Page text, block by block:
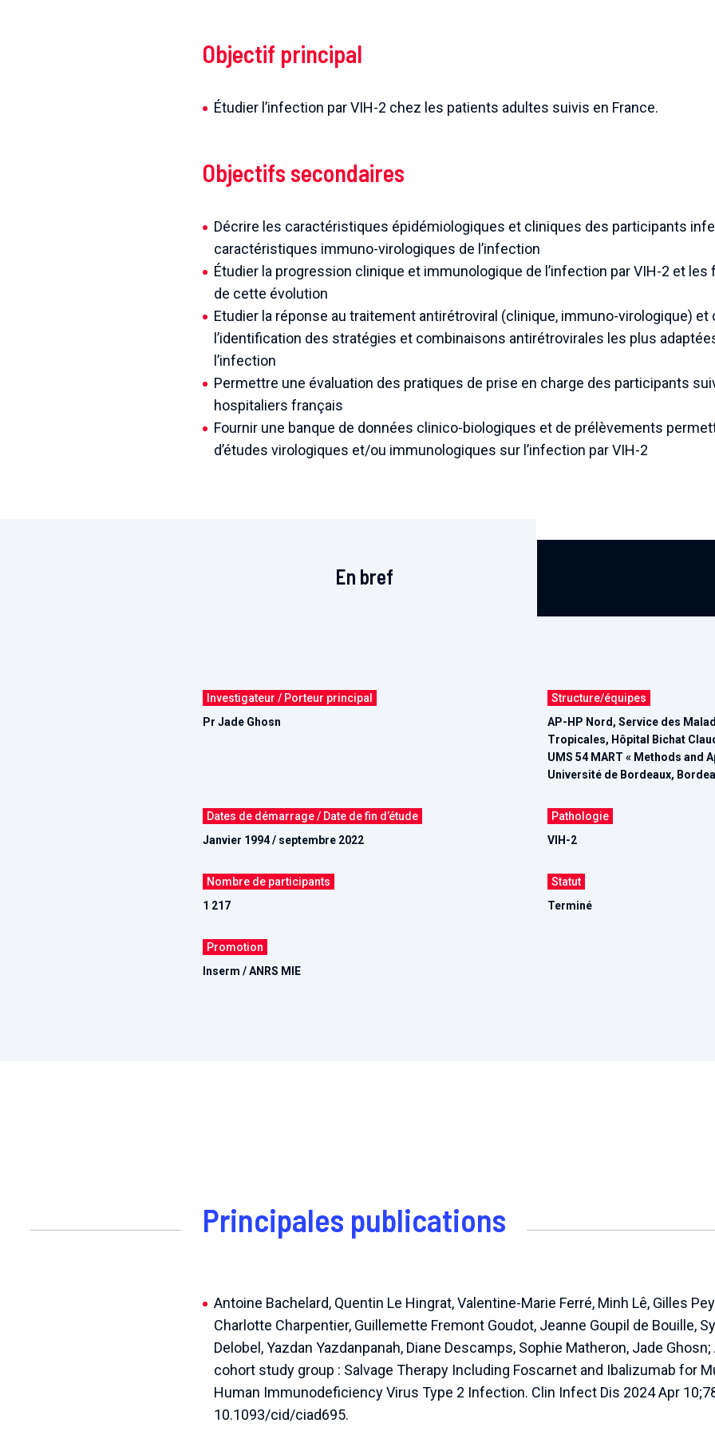
Objectif principal
Étudier l’infection par VIH-2 chez les patients adultes suivis en France.
Objectifs secondaires
Décrire les caractéristiques épidémiologiques et cliniques des participants
caractéristiques immuno-virologiques de l’infection
Étudier la progression clinique et immunologique de l’infection par VIH-2 et
de cette évolution
Etudier la réponse au traitement antirétroviral (clinique, immuno-virologique) et
l’identification des stratégies et combinaisons antirétrovirales les plus
l’infection
Permettre une évaluation des pratiques de prise en charge des participants
hospitaliers français
Fournir une banque de données clinico-biologiques et de prélèvements
d’études virologiques et/ou immunologiques sur l’infection par VIH-2
En bref
Investigateur / Porteur principal
Pr Jade Ghosn
Structure/équipes
AP-HP Nord, Service des
Tropicales, Hôpital Bichat
UMS 54 MART « Methods and
Université de Bordeaux,
Dates de démarrage / Date de fin d’étude
Janvier 1994 / septembre 2022
Pathologie
VIH-2
Nombre de participants
1 217
Statut
Terminé
Promotion
Inserm / ANRS MIE
Principales publications
Antoine Bachelard, Quentin Le Hingrat, Valentine-Marie Ferré, Minh Lê, Gilles
Charlotte Charpentier, Guillemette Fremont Goudot, Jeanne Goupil de Bouille,
Delobel, Yazdan Yazdanpanah, Diane Descamps, Sophie Matheron, Jade Ghosn;
cohort study group : Salvage Therapy Including Foscarnet and Ibalizumab for
Human Immunodeficiency Virus Type 2 Infection. Clin Infect Dis 2024 Apr
10.1093/cid/ciad695.